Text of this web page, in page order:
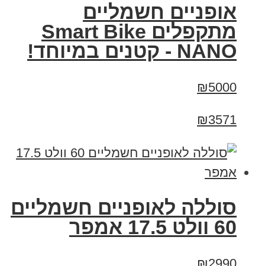
אופניים חשמליים
מתקפלים Smart Bike
NANO - קטנים במיוחד!
₪5000
₪3571
סוללה לאופניים חשמליים
60 וולט 17.5 אמפר